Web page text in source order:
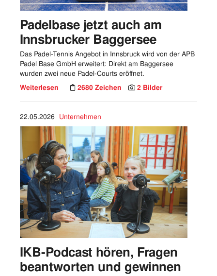
Padelbase jetzt auch am
Innsbrucker Baggersee
Das Padel-Tennis Angebot in Innsbruck wird von der APB
Padel Base GmbH erweitert: Direkt am Baggersee
wurden zwei neue Padel-Courts eröffnet.
Weiterlesen
2680 Zeichen 2 Bilder
22.05.2026 Unternehmen
IKB-Podcast hören, Fragen
beantworten und gewinnen